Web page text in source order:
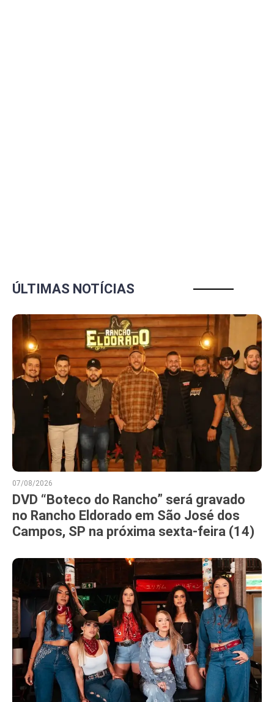
ÚLTIMAS NOTÍCIAS
07/08/2026
DVD “Boteco do Rancho” será gravado
no Rancho Eldorado em São José dos
Campos, SP na próxima sexta-feira (14)